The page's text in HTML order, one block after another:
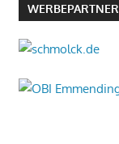
WERBEPARTNER